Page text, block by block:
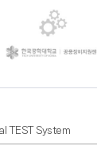
TEST System